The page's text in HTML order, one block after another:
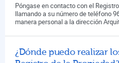
Póngase en contacto con el
llamando a su número de teléfono
manera personal a la dirección
¿Dónde puedo realizar